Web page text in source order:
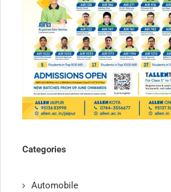
Categories
Automobile